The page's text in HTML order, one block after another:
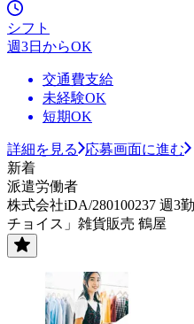
シフト
週3日からOK
交通費支給
未経験OK
短期OK
詳細を見る
応募画面に進む
新着
派遣労働者
株式会社iDA/280100237 週3
チョイス」雑貨販売 鶴屋